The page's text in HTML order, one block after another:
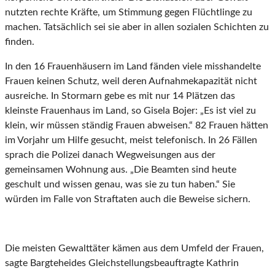
nutzten rechte Kräfte, um Stimmung gegen Flüchtlinge zu
machen. Tatsächlich sei sie aber in allen sozialen Schichten zu
finden.
In den 16 Frauenhäusern im Land fänden viele misshandelte
Frauen keinen Schutz, weil deren Aufnahmekapazität nicht
ausreiche. In Stormarn gebe es mit nur 14 Plätzen das
kleinste Frauenhaus im Land, so Gisela Bojer: „Es ist viel zu
klein, wir müssen ständig Frauen abweisen.“ 82 Frauen hätten
im Vorjahr um Hilfe gesucht, meist telefonisch. In 26 Fällen
sprach die Polizei danach Wegweisungen aus der
gemeinsamen Wohnung aus. „Die Beamten sind heute
geschult und wissen genau, was sie zu tun haben.“ Sie
würden im Falle von Straftaten auch die Beweise sichern.
Die meisten Gewalttäter kämen aus dem Umfeld der Frauen,
sagte Bargteheides Gleichstellungsbeauftragte Kathrin